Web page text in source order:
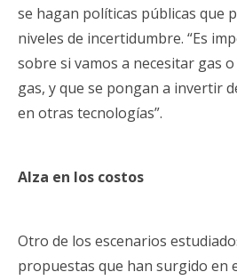
se hagan políticas públicas que
niveles de incertidumbre. “Es
sobre si vamos a necesitar gas
gas, y que se pongan a invertir
en otras tecnologías”.
Alza en los costos
Otro de los escenarios
propuestas que han surgido en